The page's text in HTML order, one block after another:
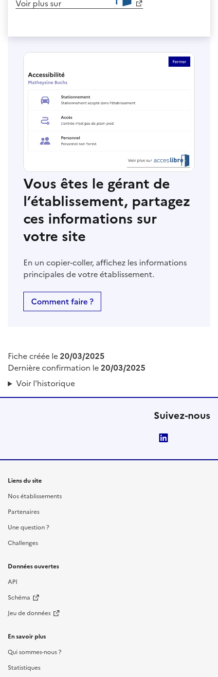
Voir plus sur
Vous êtes le gérant de
l’établissement, partagez
ces informations sur
votre site
En un copier-coller, affichez les informations
principales de votre établissement.
Comment faire ?
Fiche créée le20/03/2025
Dernière confirmation le20/03/2025
Voir l'historique
Suivez-nous
Liens du site
Nos établissements
Partenaires
Une question ?
Challenges
Données ouvertes
API
Schéma
Jeu de données
En savoir plus
Qui sommes-nous ?
Statistiques